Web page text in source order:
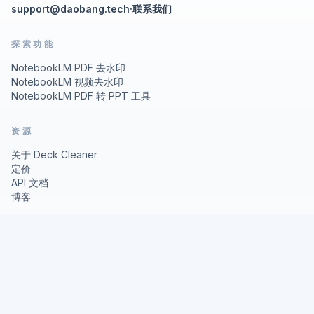
support@daobang.tech·联系我们
探索功能
NotebookLM PDF 去水印
NotebookLM 视频去水印
NotebookLM PDF 转 PPT 工具
资源
关于 Deck Cleaner
定价
API 文档
博客